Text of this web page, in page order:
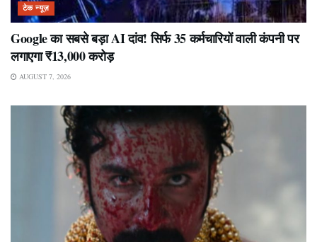
टेक न्यूज़
Google का सबसे बड़ा AI दांव! सिर्फ 35 कर्मचारियों वाली कंपनी पर
लगाएगा ₹13,000 करोड़
AUGUST 7, 2026